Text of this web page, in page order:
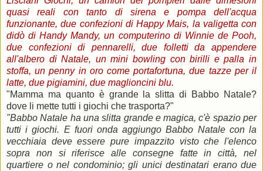
quasi reali con tanto di sirena e pompa dell'acqua
funzionante, due confezioni di Happy Mais, la valigetta con
didò di Handy Mandy, un computerino di Winnie de Pooh,
due confezioni di pennarelli, due folletti da appendere
all'albero di Natale, un mini bowling con birilli e palla in
stoffa, un penny in oro come portafortuna, due tazze per il
latte, due pigiamini, due maglioncini blu.
"Mamma ma quanto è grande la slitta di Babbo Natale?
dove li mette tutti i giochi che trasporta?"
"Babbo Natale ha una slitta grande e magica, c'è spazio per
tutti i giochi. E fuori onda aggiungo Babbo Natale con la
vecchiaia deve essere pure impazzito visto che l'elenco
sopra non si riferisce alle consegne fatte in città, nel
quartiere o nel condominio; gli unici destinatari erano due